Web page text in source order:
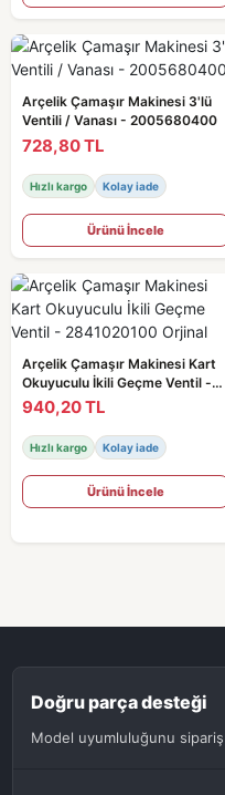
Arçelik Çamaşır Makinesi 3'lü
Ventili / Vanası - 2005680400
728,80 TL
Hızlı kargo Kolay iade
Ürünü İncele
Arçelik Çamaşır Makinesi Kart
Okuyuculu İkili Geçme Ventil -
2841020100 Orjinal
940,20 TL
Hızlı kargo Kolay iade
Ürünü İncele
Doğru parça desteği
Model uyumluluğunu